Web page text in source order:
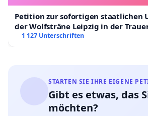
Petition zur sofortigen staatlichen
der Wolfsträne Leipzig in der
1 127 Unterschriften
STARTEN SIE IHRE EIGENE
Gibt es etwas, das
möchten?